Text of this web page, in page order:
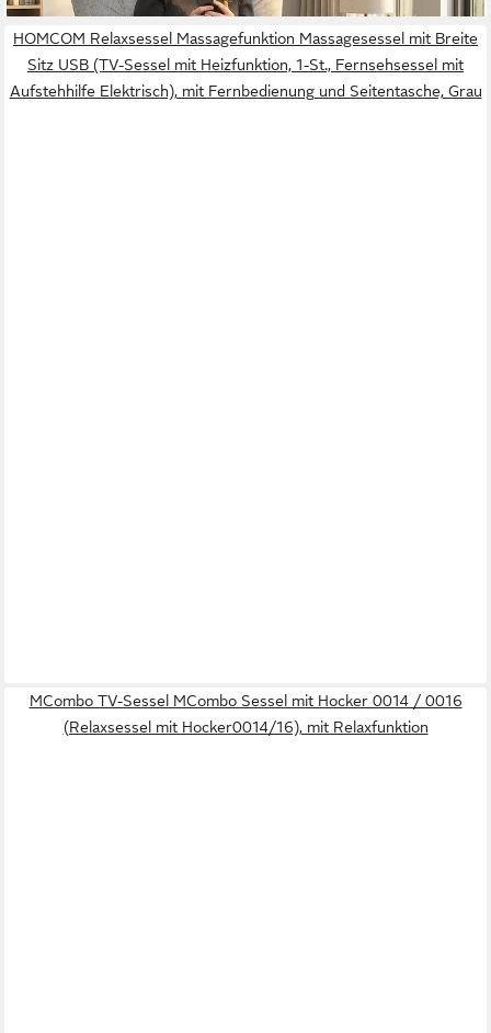
HOMCOM Relaxsessel Massagefunktion Massagesessel mit Breite
Sitz USB (TV-Sessel mit Heizfunktion, 1-St., Fernsehsessel mit
Aufstehhilfe Elektrisch), mit Fernbedienung und Seitentasche, Grau
MCombo TV-Sessel MCombo Sessel mit Hocker 0014 / 0016
(Relaxsessel mit Hocker0014/16), mit Relaxfunktion